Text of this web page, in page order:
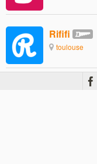
Rififi
toulouse
Antoine63